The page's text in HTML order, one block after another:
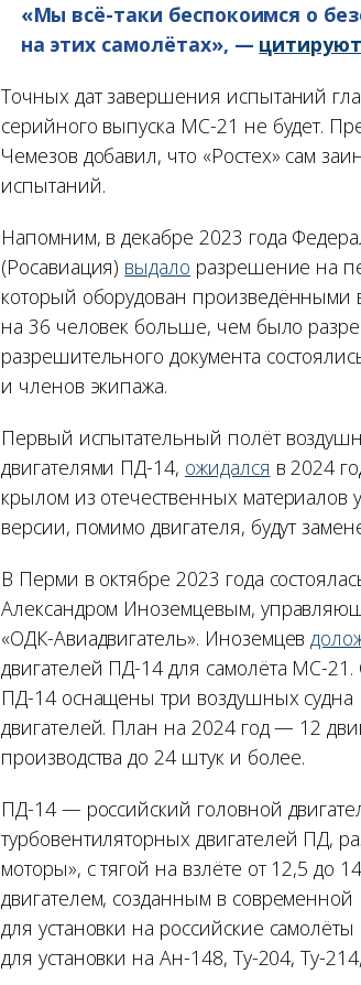
«Мы всё-таки беспокоимся о
на этих самолётах», — цитируют
Точных дат завершения испытаний
серийного выпуска МС-21 не будет.
Чемезов добавил, что «Ростех» сам
испытаний.
Напомним, в декабре 2023 года
(Росавиация) выдало разрешение на
который оборудован произведёнными
на 36 человек больше, чем было
разрешительного документа
и членов экипажа.
Первый испытательный полёт
двигателями ПД-14, ожидался в 2024
крылом из отечественных материалов
версии, помимо двигателя, будут
В Перми в октябре 2023 года
Александром Иноземцевым,
«ОДК-Авиадвигатель». Иноземцев
двигателей ПД-14 для самолёта МС-
ПД-14 оснащены три воздушных
двигателей. План на 2024 год — 12
производства до 24 штук и более.
ПД-14 — российский головной
турбовентиляторных двигателей ПД,
моторы», с тягой на взлёте от 12,5 до
двигателем, созданным в
для установки на российские
для установки на Ан-148, Ту-204, Ту-